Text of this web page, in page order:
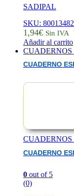
SADIPAL
SKU:
1,94€ Sin IVA
Añadir al carrito
CUADERNO
CUADERNO
0 out of 5
(0)